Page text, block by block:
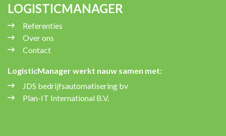
LOGISTICMANAGER
Referenties
Over ons
Contact
LogisticManager werkt nauw samen met:
JDS bedrijfsautomatisering bv
Plan-IT International B.V.